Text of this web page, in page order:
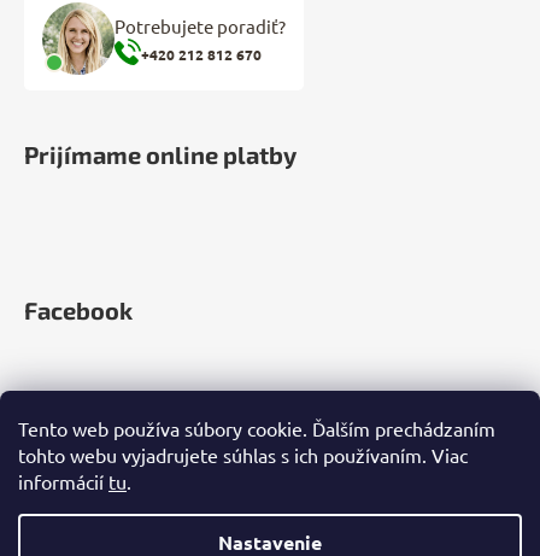
Tento web používa súbory cookie. Ďalším prechádzaním
tohto webu vyjadrujete súhlas s ich používaním. Viac
informácií tu.
Nastavenie
Potrebujete poradiť?
+420 212 812 670
Prijímame online platby
Facebook